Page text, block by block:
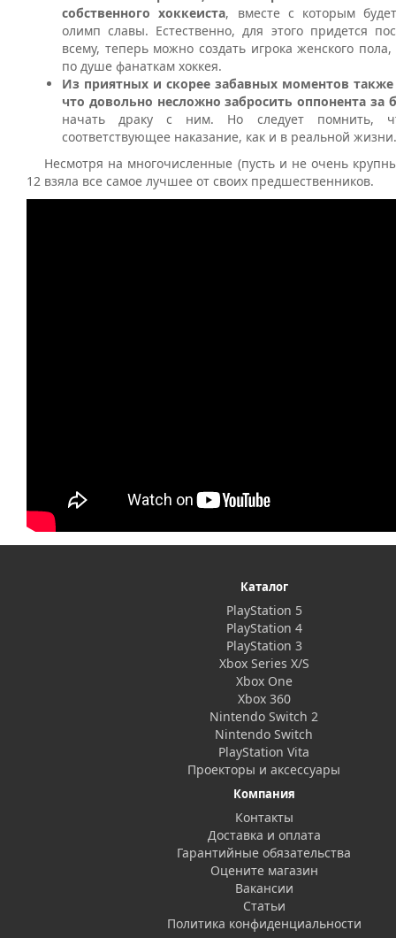
собственного хоккеиста, вместе с которым
олимп славы. Естественно, для этого придется
всему, теперь можно создать игрока женского
по душе фанаткам хоккея.
Из приятных и скорее забавных моментов
что довольно несложно забросить оппонента за
начать драку с ним. Но следует помнить,
соответствующее наказание, как и в реальной жизни.
Несмотря на многочисленные (пусть и не очень
12 взяла все самое лучшее от своих предшественников.
Каталог
PlayStation 5
PlayStation 4
PlayStation 3
Xbox Series X/S
Xbox One
Xbox 360
Nintendo Switch 2
Nintendo Switch
PlayStation Vita
Проекторы и аксессуары
Компания
Контакты
Доставка и оплата
Гарантийные обязательства
Оцените магазин
Вакансии
Статьи
Политика конфиденциальности